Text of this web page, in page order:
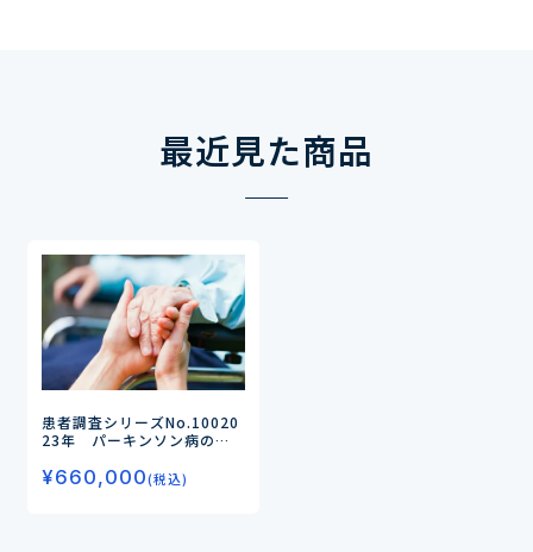
最近見た商品
患者調査シリーズNo.10020
23年 パーキンソン病の患
と治療満足度・不満点、同居
家族（介助・介護者）の負担
¥660,000(税込)